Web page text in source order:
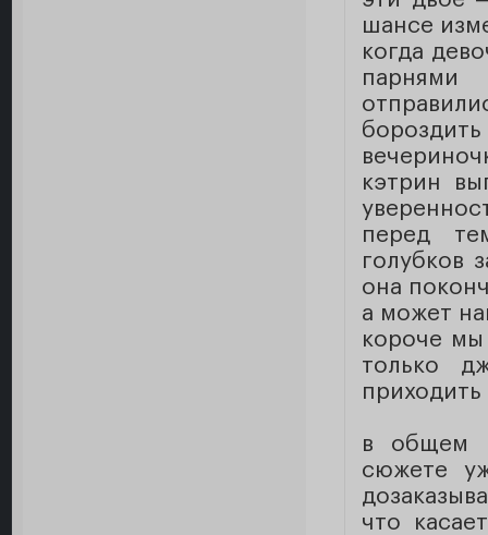
шансе
когда
кэтрин
перед
голубков
она
а может
короче мы
только
в общем
сюжете
что